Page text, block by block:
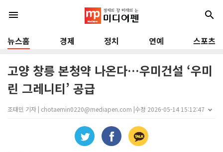
menu search
뉴스홈 경제 정치 연예 스포츠
고양 창릉 본청약 나온다…우미건설 ‘우미
린 그레니티’ 공급
조태민 기자 | chotaemin0220@mediapen.com |수정 2026-05-14 15:12:47